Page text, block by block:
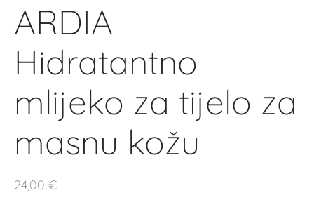
ARDIA
Hidratantno
mlijeko za tijelo za
masnu kožu
24,00 €